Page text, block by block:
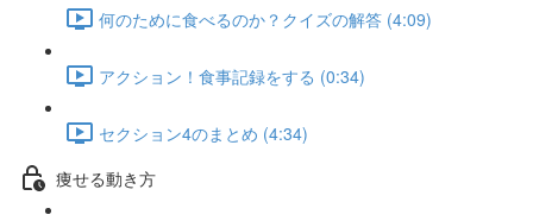
何のために食べるのか？クイズの解答 (4:09)
アクション！食事記録をする (0:34)
セクション4のまとめ (4:34)
痩せる動き方